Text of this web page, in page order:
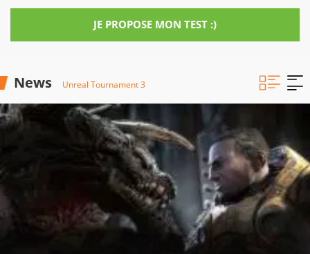
JE PROPOSE MON TEST :)
News Unreal Tournament 3